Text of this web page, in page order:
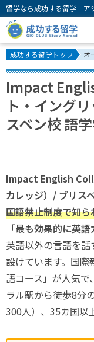
留学なら成功する留学｜ア
成功する留学トップ オ
Impact
ト・イング
スベン校 語
Impact English
カレッジ）/ ブリス
国語禁止制度で知ら
「最も効果的に英語
英語以外の言語を
設けています。国
語コース」が人気
ラル駅から徒歩8分
300人）、35カ国以